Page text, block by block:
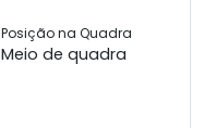
Posição na Quadra
Meio de quadra